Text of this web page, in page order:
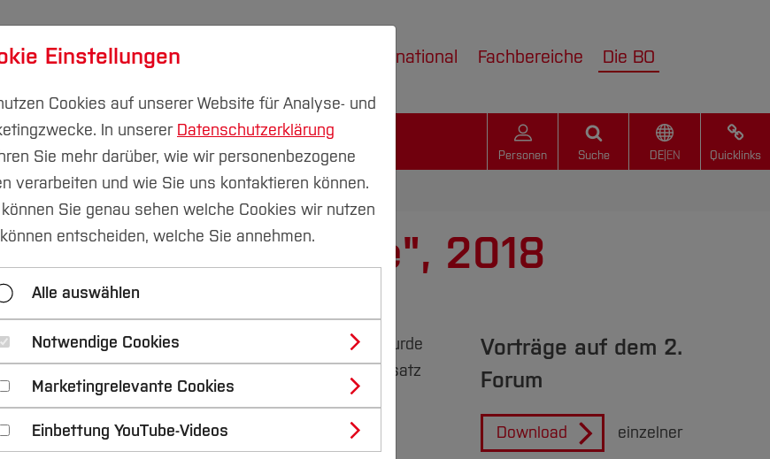
Forschung & Transfer International Fachbereiche Die BO
Personen Suche DE| EN Quicklinks
& Gute Lehre", 2018
der Hochschule Bochum für eine gute Lehre. Das wurde
& Gute Lehre" am 17. April 2018 sichtbar: Der Einsatz
stand dort im Fokus.
Vorträge auf dem 2.
Forum
Download
einzelner
Einstellungen
Cookies auf unserer Website für Analyse- und
In unserer Datenschutzerklärung
Sie mehr darüber, wie wir personenbezogene
verarbeiten und wie Sie uns kontaktieren können.
Sie genau sehen welche Cookies wir nutzen
entscheiden, welche Sie annehmen.
Alle auswählen
Notwendige Cookies
Marketingrelevante Cookies
Einbettung YouTube-Videos